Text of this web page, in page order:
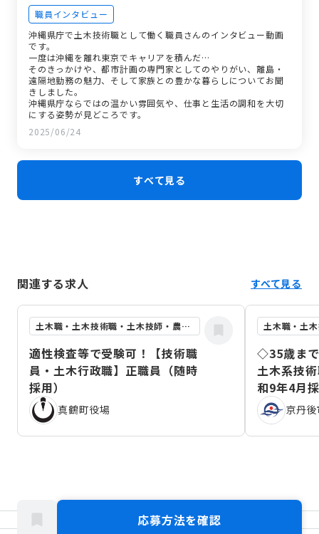
職員インタビュー
沖縄県庁で土木技術職として働く職員さんのインタビュー動画
です。
一度は沖縄を離れ東京でキャリアを積んだ…
そのきっかけや、都市計画の専門家としてのやりがい、離島・
遠隔地勤務の魅力、そして家族との豊かな暮らしについてお聞
きしました。
沖縄県庁ならではの温かい雰囲気や、仕事と生活の調和を大切
にする姿勢が見どころです。
2025/06/24
すべて見る
関連する求人 すべて見る
土木職・土木技術職・土木技師・農業土木職
適性検査等で受験可！【技術職
員・土木行政職】正職員（随時
採用）
真鶴町役場
◇35歳ま
土木系技
和9年4月
京丹
応募方法を確認